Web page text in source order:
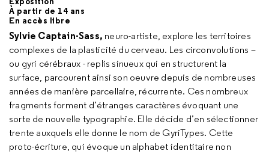
À partir de 14 ans
En accès libre
Sylvie Captain-Sass, neuro-artiste, explore les territoires
complexes de la plasticité du cerveau. Les circonvolutions –
ou gyri cérébraux - replis sinueux qui en structurent la
surface, parcourent ainsi son oeuvre depuis de nombreuses
années de manière parcellaire, récurrente. Ces nombreux
fragments forment d’étranges caractères évoquant une
sorte de nouvelle typographie. Elle décide d’en sélectionner
trente auxquels elle donne le nom de GyriTypes. Cette
proto-écriture, qui évoque un alphabet identitaire non